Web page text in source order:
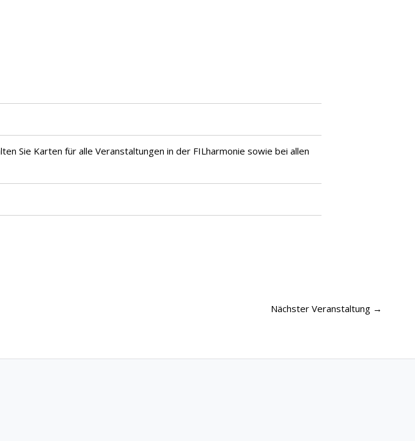
Sie Karten für alle Veranstaltungen in der FILharmonie sowie bei allen
Nächster Veranstaltung →